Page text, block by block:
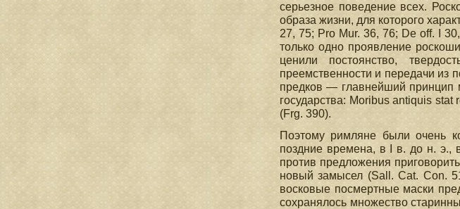
серьезное поведение всех.
образа жизни, для которого
27, 75; Pro Mur. 36, 76; De off. I
только одно проявление
ценили постоянство,
преемственности и передачи из
предков — главнейший принцип
государства: Moribus antiquis
(Frg. 390).
Поэтому римляне были очень
поздние времена, в I в. до н. э.,
против предложения
новый замысел (Sall. Cat. Con.
восковые посмертные маски
сохранялось множество